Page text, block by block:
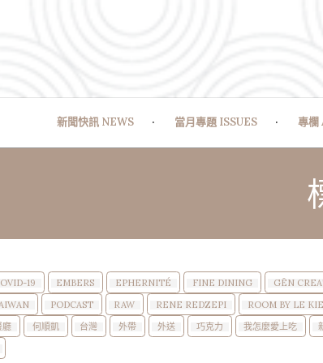
新聞快訊 NEWS 當月專題 ISSUES 專欄
19 EMBERS EPHERNITÉ FINE DINING GĒN
PODCAST RAW RENE REDZEPI ROOM BY LE
廳
何順凱 台灣 外帶 外送 巧克力 我怎麼愛上吃